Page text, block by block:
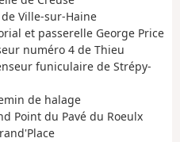
Ville-sur-Haine
et passerelle George Price
numéro 4 de Thieu
funiculaire de Strépy-
de halage
Point du Pavé du Roeulx